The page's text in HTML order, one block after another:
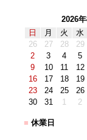
2026年
日
月 火 水
26
27 28 29
2
3 4 5
9
10 11 12
16
17 18 19
23
24 25 26
30
31 1 2
■ 休業日